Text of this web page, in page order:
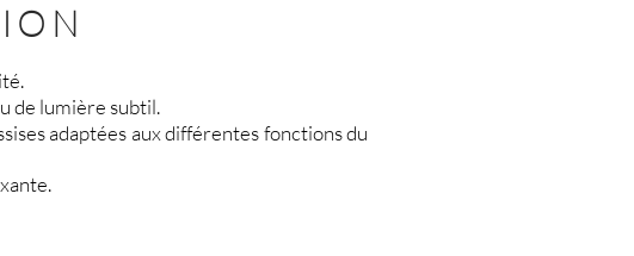
de lumière subtil.
adaptées aux différentes fonctions du